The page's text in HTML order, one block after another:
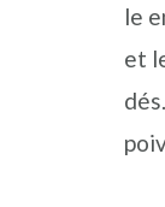
le
et